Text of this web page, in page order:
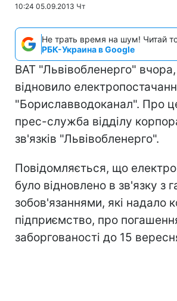
10:24 05.09.2013 Чт
Не трать время на шум! Читай
РБК-Украина в Google
ВАТ "Львівобленерго"
відновило
"Бориславводоканал". Про
прес-служба відділу
зв'язків "Львівобленерго".
Повідомляється, що
було відновлено в зв'язку з
зобов'язаннями, які надало
підприємство, про
заборгованості до 15